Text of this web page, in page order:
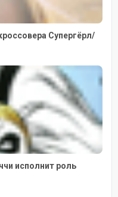
Супергёрл/
исполнит роль